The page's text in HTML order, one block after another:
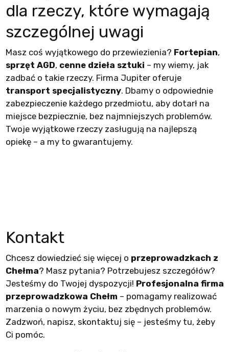
dla rzeczy, które wymagają
szczególnej uwagi
Masz coś wyjątkowego do przewiezienia? Fortepian,
sprzęt AGD, cenne dzieła sztuki – my wiemy, jak
zadbać o takie rzeczy. Firma Jupiter oferuje
transport specjalistyczny. Dbamy o odpowiednie
zabezpieczenie każdego przedmiotu, aby dotarł na
miejsce bezpiecznie, bez najmniejszych problemów.
Twoje wyjątkowe rzeczy zasługują na najlepszą
opiekę – a my to gwarantujemy.
Kontakt
Chcesz dowiedzieć się więcej o przeprowadzkach z
Chełma? Masz pytania? Potrzebujesz szczegółów?
Jesteśmy do Twojej dyspozycji! Profesjonalna firma
przeprowadzkowa Chełm – pomagamy realizować
marzenia o nowym życiu, bez zbędnych problemów.
Zadzwoń, napisz, skontaktuj się – jesteśmy tu, żeby
Ci pomóc.